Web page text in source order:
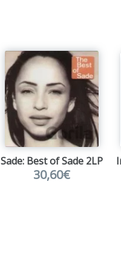
5. Comme Moi
6. Les Amants
LP2 strana B:
1. Tu Es
2. Le Vieux
3. De L'autre
4. Y'a Pas
5. Les Flons
6. Mon
Sade: Best of Sade 2LP
30,60€